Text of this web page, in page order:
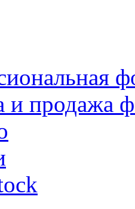
и продажа